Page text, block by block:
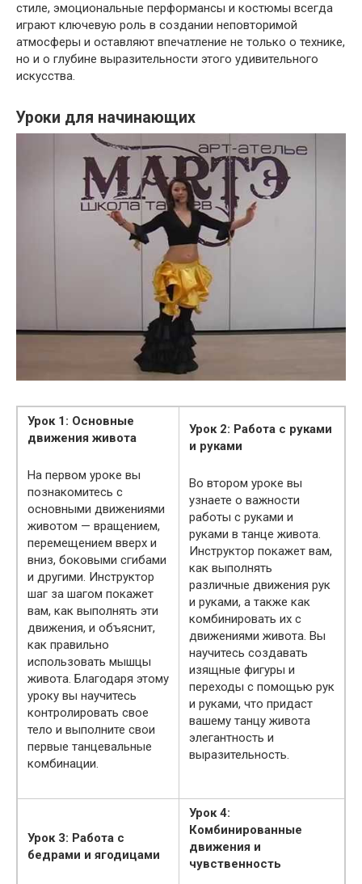
стиле, эмоциональные перформансы и костюмы всегда
играют ключевую роль в создании неповторимой
атмосферы и оставляют впечатление не только о технике,
но и о глубине выразительности этого удивительного
искусства.
Уроки для начинающих
Урок 1: Основные
движения живота
На первом уроке вы
познакомитесь с
основными движениями
животом — вращением,
перемещением вверх и
вниз, боковыми сгибами
и другими. Инструктор
шаг за шагом покажет
вам, как выполнять эти
движения, и объяснит,
как правильно
использовать мышцы
живота. Благодаря этому
уроку вы научитесь
контролировать свое
тело и выполните свои
первые танцевальные
комбинации.
Урок 2: Работа с руками
и руками
Во втором уроке вы
узнаете о важности
работы с руками и
руками в танце живота.
Инструктор покажет вам,
как выполнять
различные движения рук
и руками, а также как
комбинировать их с
движениями живота. Вы
научитесь создавать
изящные фигуры и
переходы с помощью рук
и руками, что придаст
вашему танцу живота
элегантность и
выразительность.
Урок 3: Работа с
бедрами и ягодицами
Урок 4:
Комбинированные
движения и
чувственность